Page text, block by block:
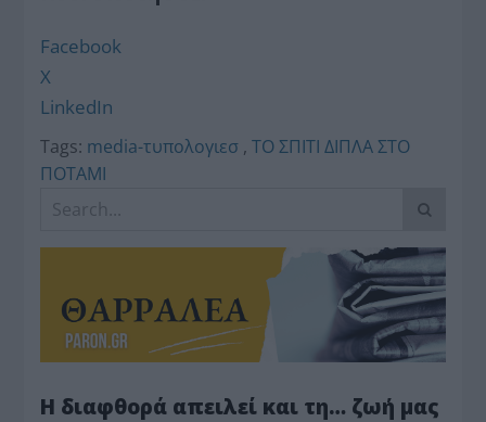
Facebook
X
LinkedIn
Tags: media-τυπολογιεσ ,ΤΟ ΣΠΙΤΙ ΔΙΠΛΑ ΣΤΟ
ΠΟΤΑΜΙ
Η διαφθορά απειλεί και τη… ζωή μας